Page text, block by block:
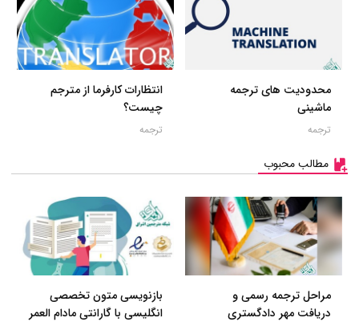
محدودیت های ترجمه
ماشینی
ترجمه
انتظارات کارفرما از مترجم
چیست؟
ترجمه
مطالب محبوب
مراحل ترجمه رسمی و
دریافت مهر دادگستری
بازنویسی متون تخصصی
انگلیسی با گارانتی مادام العمر